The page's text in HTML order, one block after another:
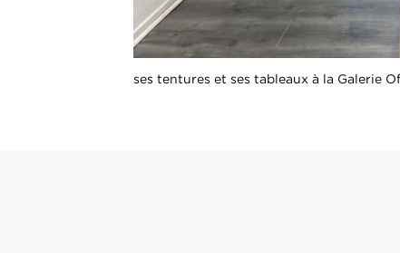
ses tentures et ses tableaux à la Galerie